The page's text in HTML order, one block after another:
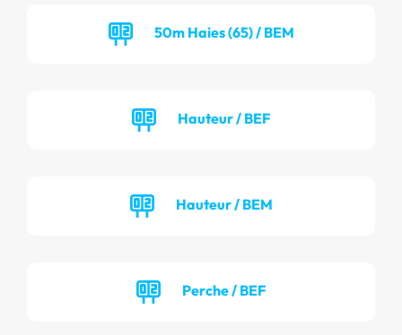
50m Haies (65) / BEM
Hauteur / BEF
Hauteur / BEM
Perche / BEF